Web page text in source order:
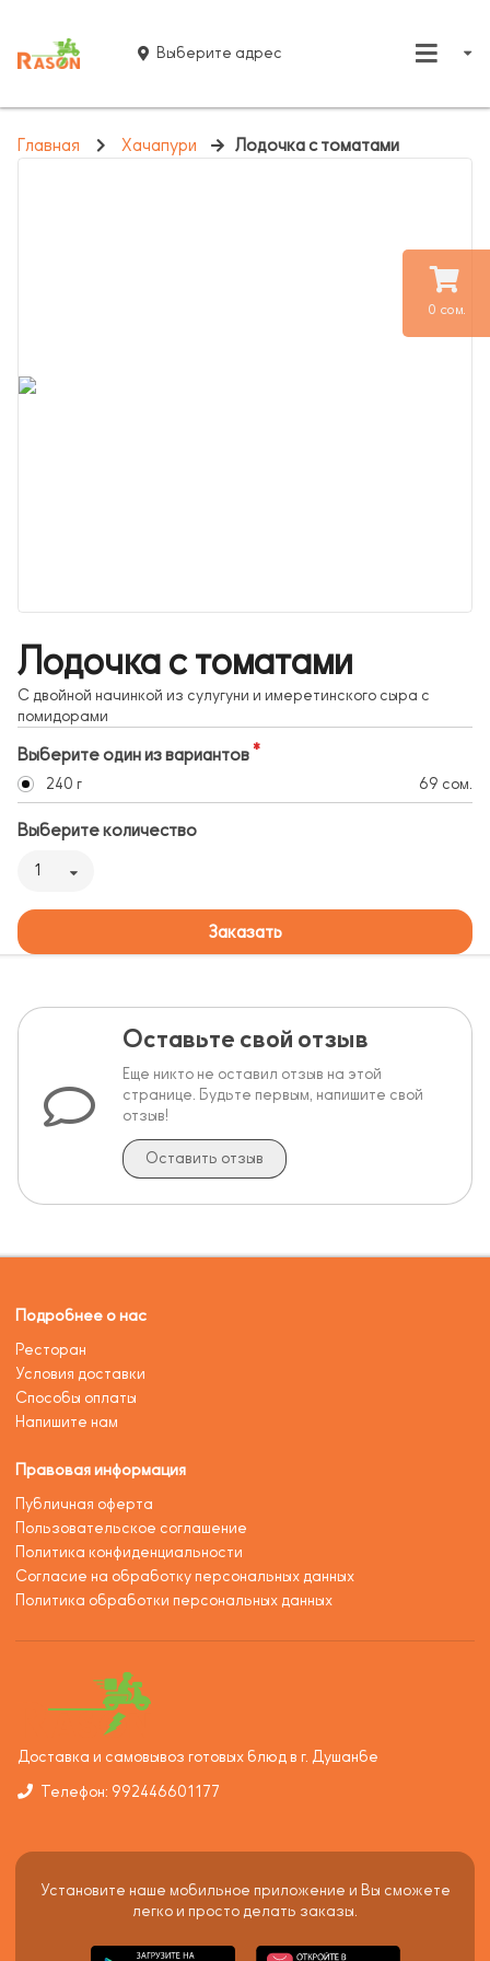
0 сом.
Выберите адрес
Главная Хачапури Лодочка с томатами
Лодочка с томатами
С двойной начинкой из сулугуни и имеретинского сыра с
помидорами
Выберите один из вариантов
240 г 69 сом.
Выберите количество
1
Заказать
Оставьте свой отзыв
Еще никто не оставил отзыв на этой
странице. Будьте первым, напишите свой
отзыв!
Оставить отзыв
Подробнее о нас
Ресторан
Условия доставки
Способы оплаты
Напишите нам
Правовая информация
Публичная оферта
Пользовательское соглашение
Политика конфиденциальности
Согласие на обработку персональных данных
Политика обработки персональных данных
Доставка и самовывоз готовых блюд в г. Душанбе
Телефон: 992446601177
Установите наше мобильное приложение и Вы сможете
легко и просто делать заказы.